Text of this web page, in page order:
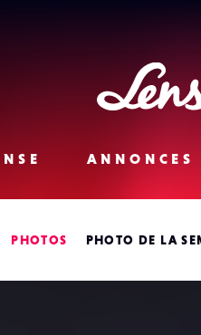
ANNONCES
PHOTOS PHOTO DE LA